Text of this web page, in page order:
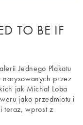
TO BE IF
Jednego Plakatu
przez
jak Michał Loba
jako przedmiotu i
teraz, wprost z